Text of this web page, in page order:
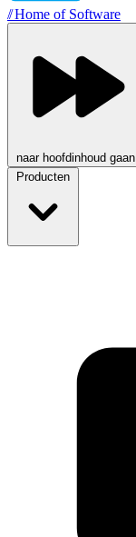
//Home of Software
naar hoofdinhoud gaan
Producten